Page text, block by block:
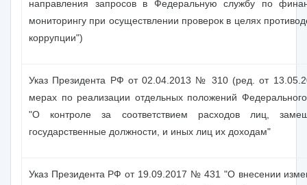
направления запросов в Федеральную службу по
мониторингу при осуществлении проверок в целях
коррупции")
Указ Президента РФ от 02.04.2013 № 310 (ред. от
мерах по реализации отдельных положений
"О контроле за соответствием расходов лиц,
государственные должности, и иных лиц их доходам"
Указ Президента РФ от 19.09.2017 № 431 "О внесении